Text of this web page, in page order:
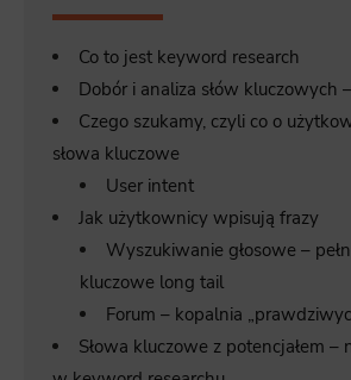
Co to jest keyword research
Dobór i analiza słów kluczowych
Czego szukamy, czyli co o
słowa kluczowe
User intent
Jak użytkownicy wpisują frazy
Wyszukiwanie głosowe –
kluczowe long tail
Forum – kopalnia
Słowa kluczowe z potencjałem –